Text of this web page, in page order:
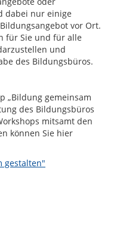
dabei nur einige
vor Ort.
für Sie und für alle
und
des Bildungsbüros.
„Bildung gemeinsam
des Bildungsbüros
mitsamt den
können Sie hier
gestalten"